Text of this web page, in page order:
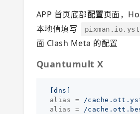
APP 首页底部配置页面，
本地值填写
面 Clash Meta 的配置
Quantumult X
[dns]
alias
=
/
alias
= /